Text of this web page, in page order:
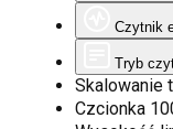
Czytnik
Tryb
Skalowanie
Czcionka